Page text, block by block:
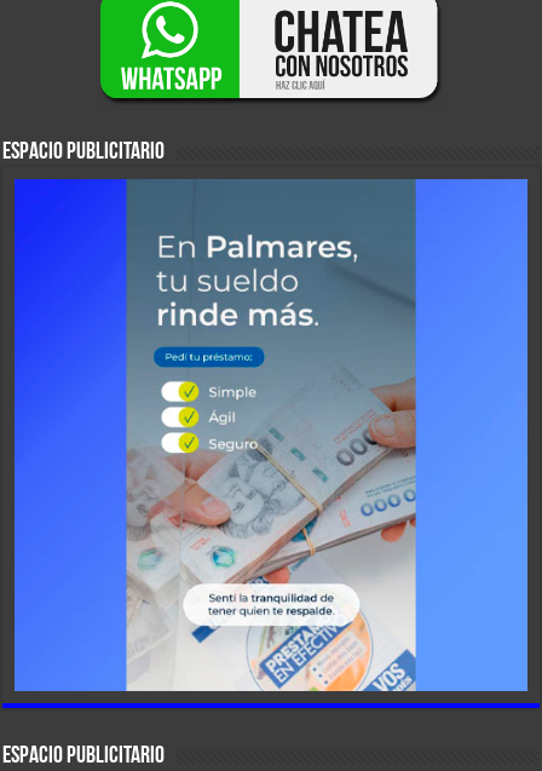
ESPACIO PUBLICITARIO
ESPACIO PUBLICITARIO